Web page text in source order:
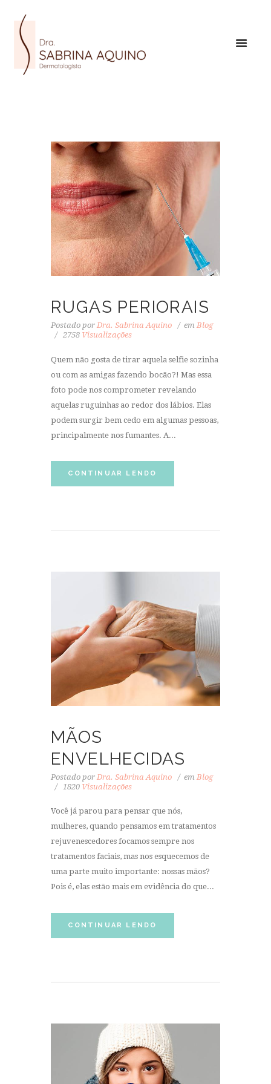
RUGAS PERIORAIS
Postado por Dra. Sabrina Aquino em Blog
2758 Visualizações
Quem não gosta de tirar aquela selfie sozinha
ou com as amigas fazendo bocão?! Mas essa
foto pode nos comprometer revelando
aquelas ruguinhas ao redor dos lábios. Elas
podem surgir bem cedo em algumas pessoas,
principalmente nos fumantes. A...
CONTINUAR LENDO
MÃOS
ENVELHECIDAS
Postado por Dra. Sabrina Aquino em Blog
1820 Visualizações
Você já parou para pensar que nós,
mulheres, quando pensamos em tratamentos
rejuvenescedores focamos sempre nos
tratamentos faciais, mas nos esquecemos de
uma parte muito importante: nossas mãos?
Pois é, elas estão mais em evidência do que...
CONTINUAR LENDO